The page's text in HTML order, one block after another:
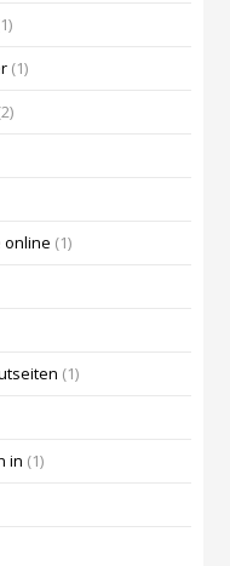
(1)
online (1)
(1)
in (1)